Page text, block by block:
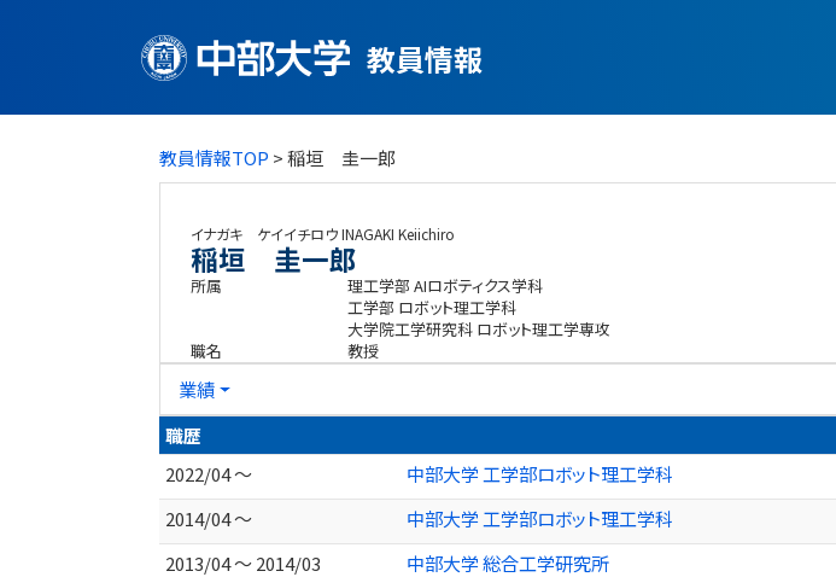
教員情報
教員情報TOP > 稲垣 圭一郎
イナガキ ケイイチロウINAGAKI Keiichiro
稲垣 圭一郎
所属
理工学部 AIロボティクス学科
工学部 ロボット理工学科
大学院工学研究科 ロボット理工学専攻
職名
教授
業績
職歴
2022/04 ～
中部大学 工学部ロボット理工学科
2014/04 ～
中部大学 工学部ロボット理工学科
2013/04 ～ 2014/03
中部大学 総合工学研究所